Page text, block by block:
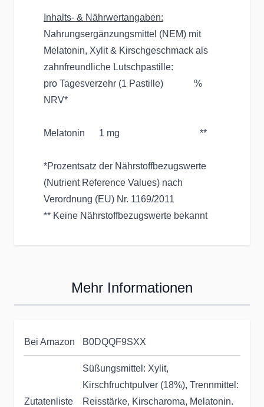
Inhalts- & Nährwertangaben:
Nahrungsergänzungsmittel (NEM) mit
Melatonin, Xylit & Kirschgeschmack als
zahnfreundliche Lutschpastille:
pro Tagesverzehr (1 Pastille) %
NRV*
Melatonin 1 mg **
*Prozentsatz der Nährstoffbezugswerte
(Nutrient Reference Values) nach
Verordnung (EU) Nr. 1169/2011
** Keine Nährstoffbezugswerte bekannt
Mehr Informationen
Bei Amazon B0DQQF9SXX
Zutatenliste
Süßungsmittel: Xylit,
Kirschfruchtpulver (18%), Trennmittel:
Reisstärke, Kirscharoma, Melatonin.